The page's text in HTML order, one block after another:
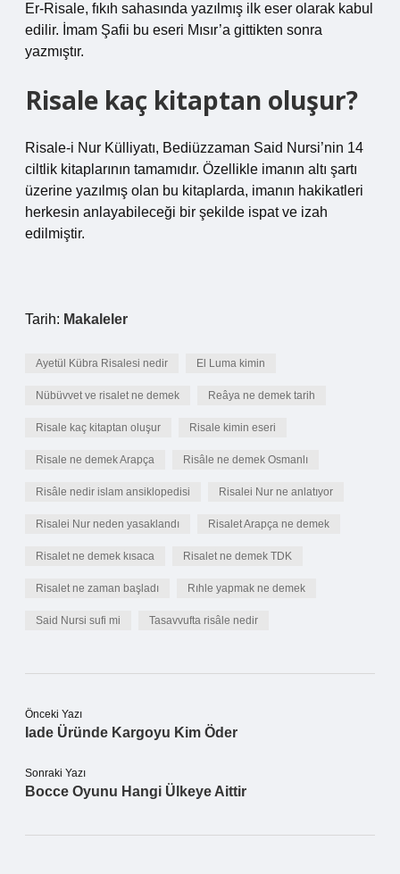
Er-Risale, fıkıh sahasında yazılmış ilk eser olarak kabul
edilir. İmam Şafii bu eseri Mısır’a gittikten sonra
yazmıştır.
Risale kaç kitaptan oluşur?
Risale-i Nur Külliyatı, Bediüzzaman Said Nursi’nin 14
ciltlik kitaplarının tamamıdır. Özellikle imanın altı şartı
üzerine yazılmış olan bu kitaplarda, imanın hakikatleri
herkesin anlayabileceği bir şekilde ispat ve izah
edilmiştir.
Tarih: Makaleler
Ayetül Kübra Risalesi nedir El Luma kimin
Nübüvvet ve risalet ne demek Reâya ne demek tarih
Risale kaç kitaptan oluşur Risale kimin eseri
Risale ne demek Arapça Risâle ne demek Osmanlı
Risâle nedir islam ansiklopedisi Risalei Nur ne anlatıyor
Risalei Nur neden yasaklandı Risalet Arapça ne demek
Risalet ne demek kısaca Risalet ne demek TDK
Risalet ne zaman başladı Rıhle yapmak ne demek
Said Nursi sufi mi Tasavvufta risâle nedir
Önceki Yazı
Iade Üründe Kargoyu Kim Öder
Sonraki Yazı
Bocce Oyunu Hangi Ülkeye Aittir